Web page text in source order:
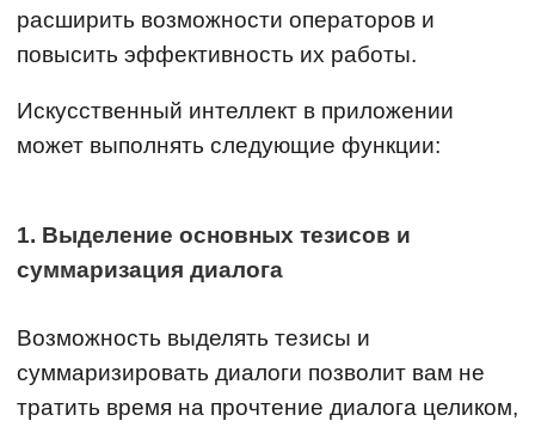
расширить возможности операторов и
повысить эффективность их работы.
Искусственный интеллект в приложении
может выполнять следующие функции:
1. Выделение основных тезисов и
суммаризация диалога
Возможность выделять тезисы и
суммаризировать диалоги позволит вам не
тратить время на прочтение диалога целиком,